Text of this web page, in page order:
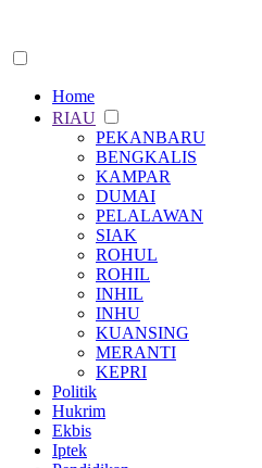
Home
RIAU
PEKANBARU
BENGKALIS
KAMPAR
DUMAI
PELALAWAN
SIAK
ROHUL
ROHIL
INHIL
INHU
KUANSING
MERANTI
KEPRI
Politik
Hukrim
Ekbis
Iptek